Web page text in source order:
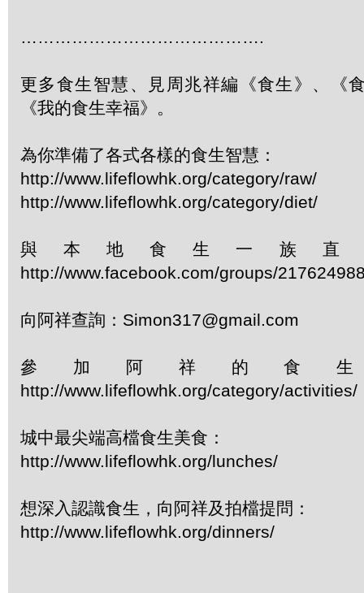
…………………………………….
更多食生智慧、見周兆祥編《食生》、《
《我的食生幸福》。
為你準備了各式各樣的食生智慧：
http://www.lifeflowhk.org/category/raw/
http://www.lifeflowhk.org/category/diet/
與本地食生一族直
http://www.facebook.com/groups/
向阿祥查詢：Simon317@gmail.com
參加阿祥的食
http://www.lifeflowhk.org/category/activities/
城中最尖端高檔食生美食：
http://www.lifeflowhk.org/lunches/
想深入認識食生，向阿祥及拍檔提問：
http://www.lifeflowhk.org/dinners/